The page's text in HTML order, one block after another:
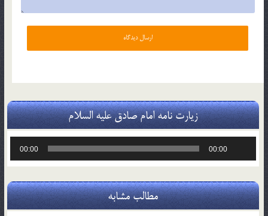
زیارت نامه امام صادق علیه السلام
00:00
00:00
مطالب مشابه